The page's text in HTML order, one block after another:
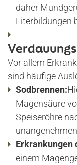
daher
Eiterbildungen
Vor allem
sind häufige
Sodbrennen:
Magensäure
Speiseröhre
Erkrankungen
einem